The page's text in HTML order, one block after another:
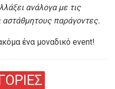
ανάλογα με τις
παράγοντες.
ένα μοναδικό event!